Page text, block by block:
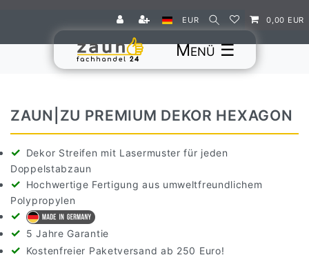
EUR 0,00 EUR
☰
ZAUN|ZU PREMIUM DEKOR HEXAGON
Dekor Streifen mit Lasermuster für jeden
Doppelstabzaun
Hochwertige Fertigung aus umweltfreundlichem
Polypropylen
5 Jahre Garantie
Kostenfreier Paketversand ab 250 Euro!